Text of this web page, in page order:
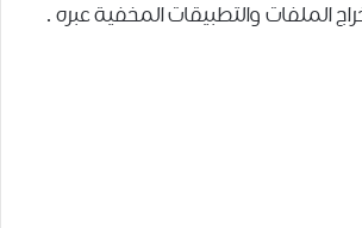
الملفات والتطبيقات المخفية عبره .